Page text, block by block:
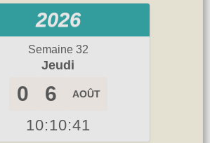
2026
Semaine 32
Jeudi
0 6 AOÛT
10:10:42